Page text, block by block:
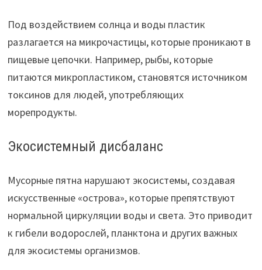
Под воздействием солнца и воды пластик
разлагается на микрочастицы, которые проникают в
пищевые цепочки. Например, рыбы, которые
питаются микропластиком, становятся источником
токсинов для людей, употребляющих
морепродукты.
Экосистемный дисбаланс
Мусорные пятна нарушают экосистемы, создавая
искусственные «острова», которые препятствуют
нормальной циркуляции воды и света. Это приводит
к гибели водорослей, планктона и других важных
для экосистемы организмов.